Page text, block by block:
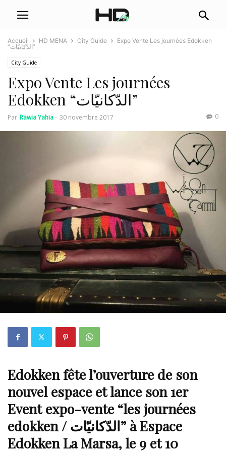
Accueil HD MENA City Guide
Expo Vente Les journées Edokken
“الدّكانيّات”
City Guide
Expo Vente Les journées
Edokken “الدّكانيّات”
Par Rawia Yahia- 30 novembre 2017 0
Edokken fête l’ouverture de son
nouvel espace et lance son 1er
Event expo-vente “les journées
edokken / الدّكانيّات” à Espace
Edokken La Marsa, le 9 et 10